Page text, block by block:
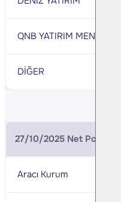
QNB YATIRIM MENKUL
DİĞER
27/10/2025 Net
Aracı Kurum